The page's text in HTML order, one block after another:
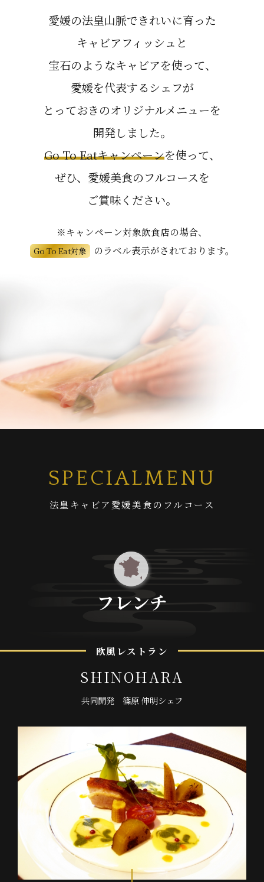
愛媛の法皇山脈できれいに育った
キャビアフィッシュと
宝石のようなキャビアを使って、
愛媛を代表するシェフが
とっておきのオリジナルメニューを
開発しました。
Go To Eatキャンペーンを使って、
ぜひ、愛媛美食のフルコースを
ご賞味ください。
※キャンペーン対象飲食店の場合、
Go To Eat対象 のラベル表示がされております。
SPECIALMENU
法皇 キ ャ ビア愛媛美食の フ ル コ ー ス
フレンチ
欧風 レス ト ラ ン
SHINOHARA
共同開発 篠原 伸明シ ェ フ